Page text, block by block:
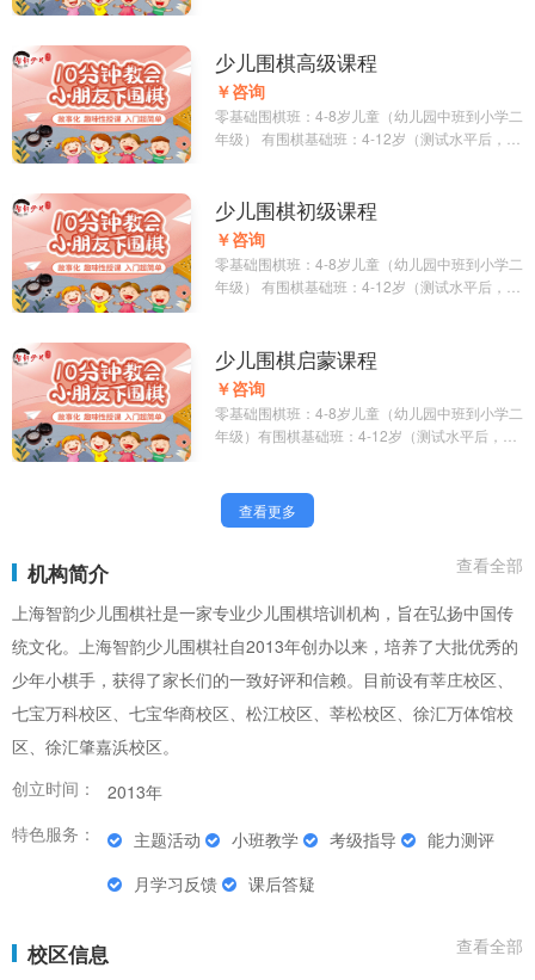
少儿围棋高级课程
￥咨询
零基础围棋班：4-8岁儿童（幼儿园中班到小学二
年级） 有围棋基础班：4-12岁（测试水平后，跟
少儿围棋初级课程
￥咨询
零基础围棋班：4-8岁儿童（幼儿园中班到小学二
年级） 有围棋基础班：4-12岁（测试水平后，跟
少儿围棋启蒙课程
￥咨询
零基础围棋班：4-8岁儿童（幼儿园中班到小学二
年级）有围棋基础班：4-12岁（测试水平后，跟
查看更多
机构简介
查看全部
上海智韵少儿围棋社是一家专业少儿围棋培训机构，旨在弘扬中国传
统文化。上海智韵少儿围棋社自2013年创办以来，培养了大批优秀的
少年小棋手，获得了家长们的一致好评和信赖。目前设有莘庄校区、
七宝万科校区、七宝华商校区、松江校区、莘松校区、徐汇万体馆校
区、徐汇肇嘉浜校区。
创立时间：
2013年
特色服务：
主题活动 小班教学 考级指导
能力测评
月学习反馈
课后答疑
校区信息 查看全部